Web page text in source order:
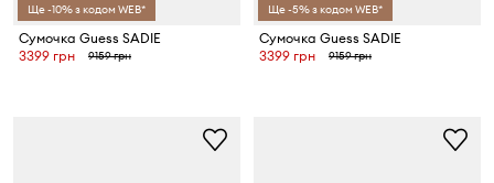
Ще -10% з кодом WEB*
Сумочка Guess SADIE
3399 грн
9159 грн
Ще -5% з кодом WEB*
Сумочка Guess SADIE
3399 грн
9159 грн